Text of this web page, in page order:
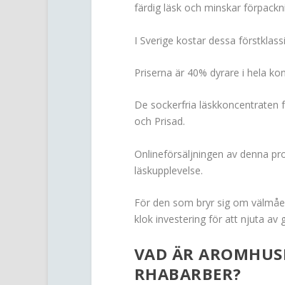
färdig läsk och minskar
I Sverige kostar dessa
Priserna är 40% dyrare i hela
De sockerfria
och Prisad.
Onlineförsäljningen av denna
läskupplevelse.
För den som bryr sig om
klok investering för att njuta av
VAD ÄR
RHABARBER?